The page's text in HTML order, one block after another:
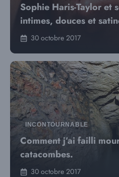
Sophie Haris-Taylor et
intimes, douces et
30 octobre 2017
INCONTOURNABLE
Comment j’ai failli
catacombes.
30 octobre 2017